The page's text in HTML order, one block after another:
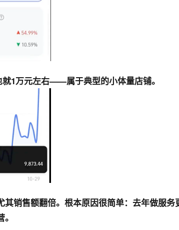
就1万元左右——属于典型的小体量店铺。
其销售额翻倍。根本原因很简单：去年做服务